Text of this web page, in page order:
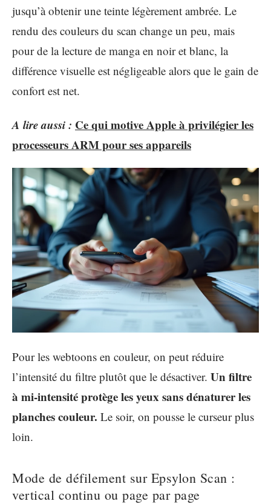
jusqu’à obtenir une teinte légèrement ambrée. Le
rendu des couleurs du scan change un peu, mais
pour de la lecture de manga en noir et blanc, la
différence visuelle est négligeable alors que le gain de
confort est net.
A lire aussi : Ce qui motive Apple à privilégier les
processeurs ARM pour ses appareils
Pour les webtoons en couleur, on peut réduire
l’intensité du filtre plutôt que le désactiver. Un filtre
à mi-intensité protège les yeux sans dénaturer les
planches couleur. Le soir, on pousse le curseur plus
loin.
Mode de défilement sur Epsylon Scan :
vertical continu ou page par page